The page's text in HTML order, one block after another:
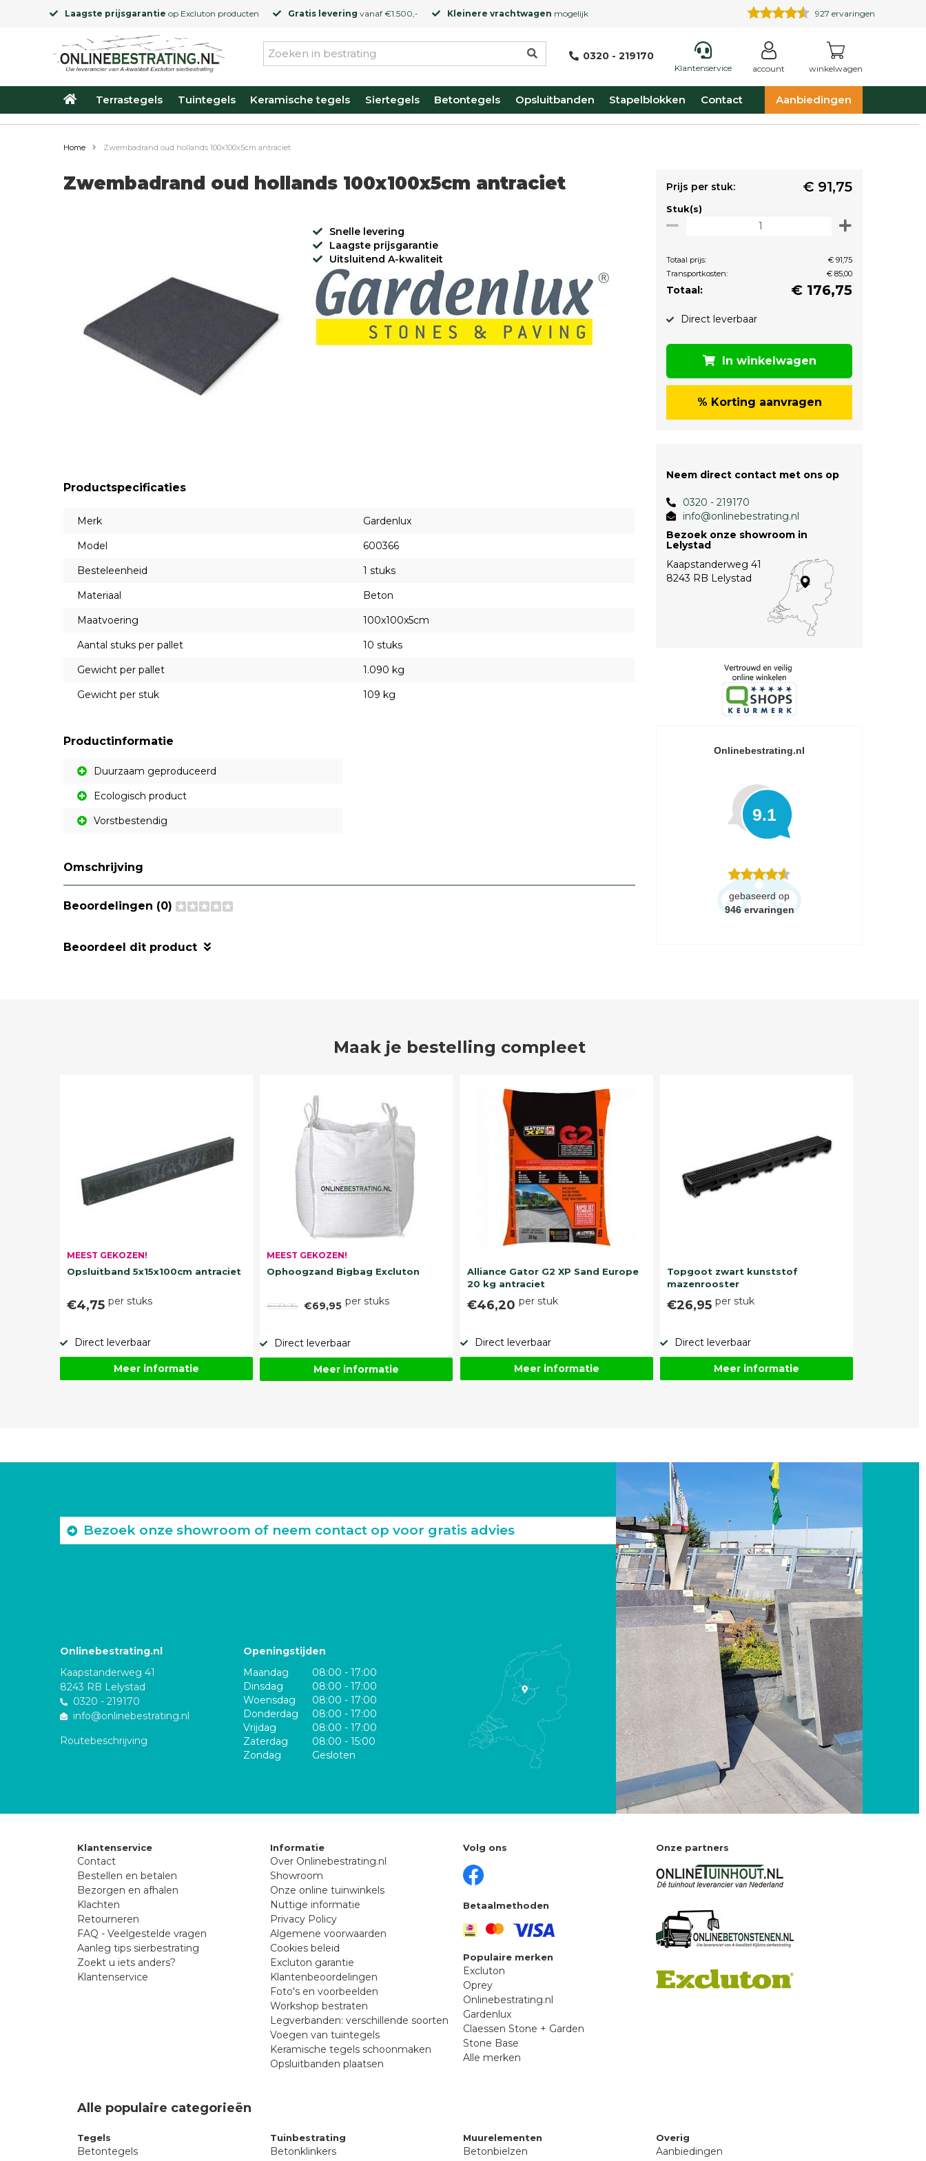
Laagste prijsgarantie op Excluton producten Gratis levering vanaf €1.500,- Kleinere vrachtwagen mogelijk 927 ervaringen
0320 - 219170
Klantenservice account winkelwagen
Terrastegels Tuintegels Keramische tegels Siertegels Betontegels Opsluitbanden Stapelblokken Contact Aanbiedingen
Home Zwembadrand oud hollands 100x100x5cm antraciet
Zwembadrand oud hollands 100x100x5cm antraciet
Snelle levering
Laagste prijsgarantie
Uitsluitend A-kwaliteit
Productspecificaties
Merk
Gardenlux
Model
600366
Besteleenheid
1 stuks
Materiaal
Beton
Maatvoering
100x100x5cm
Aantal stuks per pallet
10 stuks
Gewicht per pallet
1.090 kg
Gewicht per stuk
109 kg
Productinformatie
Duurzaam geproduceerd
Ecologisch product
Vorstbestendig
Omschrijving
Beoordelingen (0)
Beoordeel dit product
Prijs per stuk: € 91,75
Stuk(s)
Totaal prijs:
€ 91,75
Transportkosten:
€ 85,00
Totaal: € 176,75
Direct leverbaar
In winkelwagen
% Korting aanvragen
Neem direct contact met ons op
0320 - 219170
info@onlinebestrating.nl
Bezoek onze showroom in
Lelystad
Kaapstanderweg 41
8243 RB Lelystad
Onlinebestrating.nl
9.1
gebaseerd op
946 ervaringen
Maak je bestelling compleet
MEEST GEKOZEN!
Opsluitband 5x15x100cm antraciet
€4,75 per stuks
Direct leverbaar
Meer informatie
MEEST GEKOZEN!
Ophoogzand Bigbag Excluton
€89,95 €69,95 per stuks
Direct leverbaar
Meer informatie
Alliance Gator G2 XP Sand Europe
20 kg antraciet
€46,20 per stuk
Direct leverbaar
Meer informatie
Topgoot zwart kunststof
mazenrooster
€26,95 per stuk
Direct leverbaar
Meer informatie
Bezoek onze showroom of neem contact op voor gratis advies
Onlinebestrating.nl
Kaapstanderweg 41
8243 RB Lelystad
0320 - 219170
info@onlinebestrating.nl
Routebeschrijving
Openingstijden
Maandag
08:00 - 17:00
Dinsdag
08:00 - 17:00
Woensdag
08:00 - 17:00
Donderdag
08:00 - 17:00
Vrijdag
08:00 - 17:00
Zaterdag
08:00 - 15:00
Zondag
Gesloten
Klantenservice
Contact
Bestellen en betalen
Bezorgen en afhalen
Klachten
Retourneren
FAQ - Veelgestelde vragen
Aanleg tips sierbestrating
Zoekt u iets anders?
Klantenservice
Informatie
Over Onlinebestrating.nl
Showroom
Onze online tuinwinkels
Nuttige informatie
Privacy Policy
Algemene voorwaarden
Cookies beleid
Excluton garantie
Klantenbeoordelingen
Foto's en voorbeelden
Workshop bestraten
Legverbanden: verschillende soorten
Voegen van tuintegels
Keramische tegels schoonmaken
Opsluitbanden plaatsen
Volg ons
Betaalmethoden
Populaire merken
Excluton
Oprey
Onlinebestrating.nl
Gardenlux
Claessen Stone + Garden
Stone Base
Alle merken
Onze partners
Alle populaire categorieën
Tegels
Betontegels
Tuinbestrating
Betonklinkers
Muurelementen
Betonbielzen
Overig
Aanbiedingen